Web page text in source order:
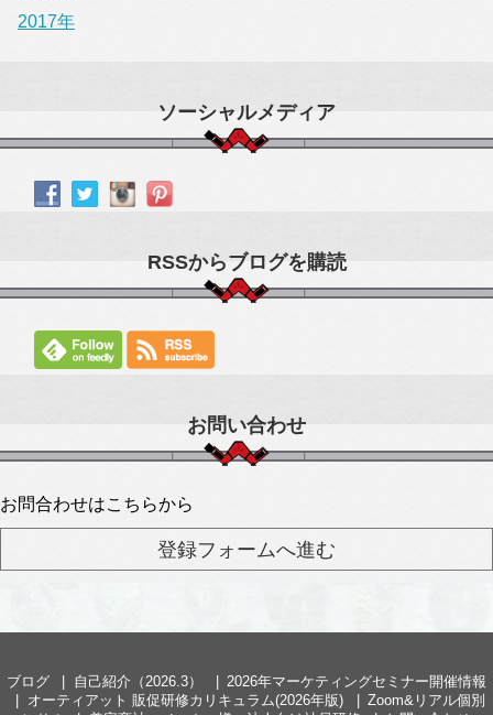
2017年
ソーシャルメディア
RSSからブログを購読
お問い合わせ
お問合わせはこちらから
ブログ 自己紹介（2026.3）
2026年マーケティングセミナー開催情報
オーティアット 販促研修カリキュラム(2026年版)
Zoom&リアル個別